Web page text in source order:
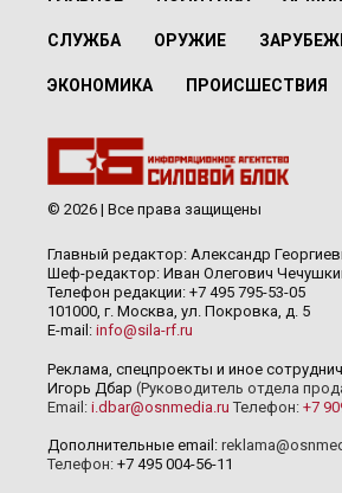
СЛУЖБА ОРУЖИЕ
ЭКОНОМИКА ПРОИСШЕСТВИЯ
© 2026 | Все права защищены
Главный редактор: Александр
Шеф-редактор: Иван Олегович
Телефон редакции: +7 495 795-53-05
101000, г. Москва, ул. Покровка, д. 5
E-mail: info@sila-rf.ru
Реклама, спецпроекты и иное
Игорь Дбар (Руководитель отдела
Email: i.dbar@osnmedia.ru Телефон: +7
Дополнительные email:
Телефон: +7 495 004-56-11